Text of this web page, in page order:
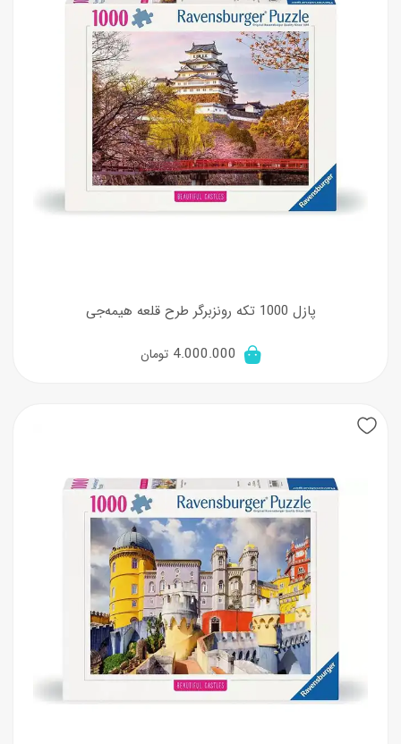
پازل 1000 تکه رونزبرگر طرح قلعه هیمه‌جی
4.000.000 تومان